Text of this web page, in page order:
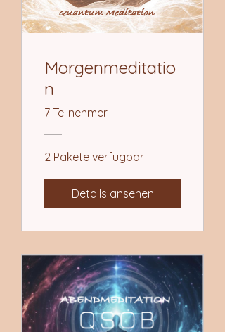
Morgenmeditatio
n
7 Teilnehmer
2 Pakete verfügbar
Details ansehen